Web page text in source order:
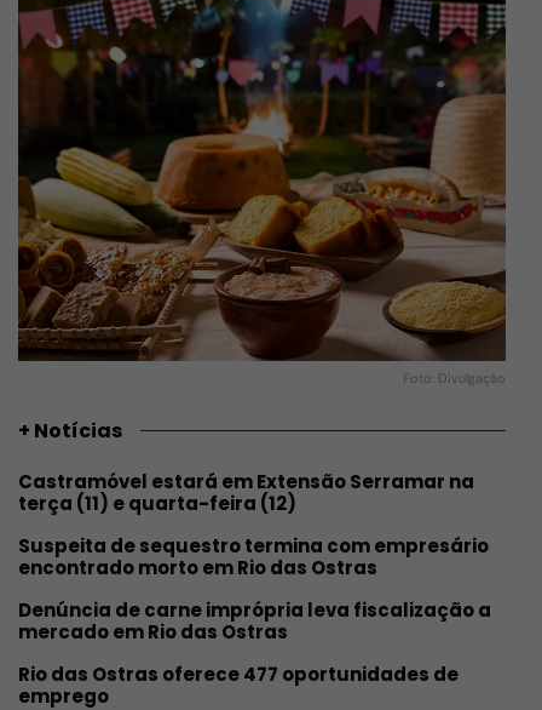
Foto: Divulgação
+ Notícias
Castramóvel estará em Extensão Serramar na
terça (11) e quarta-feira (12)
Suspeita de sequestro termina com empresário
encontrado morto em Rio das Ostras
Denúncia de carne imprópria leva fiscalização a
mercado em Rio das Ostras
Rio das Ostras oferece 477 oportunidades de
emprego